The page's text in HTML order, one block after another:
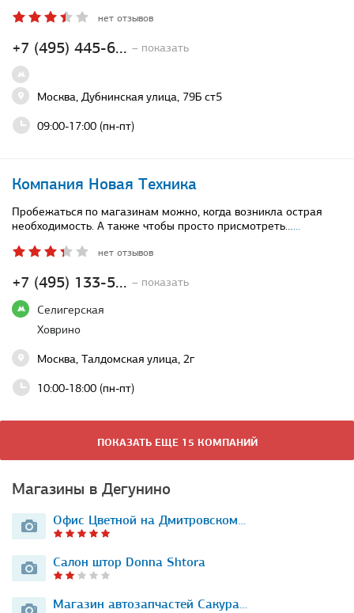
+7 (495) 445-6... – показать
Москва, Дубнинская улица, 79Б ст5
09:00-17:00 (пн-пт)
нет отзывов
Компания Новая Техника
+7 (495) 133-5... – показать
Селигерская
Ховрино
Москва, Талдомская улица, 2г
10:00-18:00 (пн-пт)
Пробежаться по магазинам можно, когда возникла острая
необходимость. А также чтобы просто присмотреть…...
нет отзывов
ПОКАЗАТЬ ЕЩЕ 15 КОМПАНИЙ
Магазины в Дегунино
Офис Цветной на Дмитровском…
Салон штор Donna Shtora
Магазин автозапчастей Сакура…